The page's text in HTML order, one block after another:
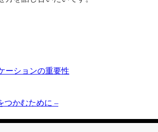
ーションの重要性
つかむために –